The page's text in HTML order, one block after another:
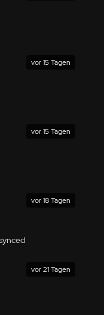
vor 15 Tagen
vor 15 Tagen
vor 18 Tagen
vor 21 Tagen